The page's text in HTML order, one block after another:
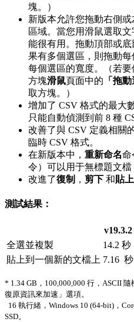
塊。）
新版本允許您拖動右側
區域。當您用滑鼠選取
能很有用。拖動頂部或
果有多個選區，則拖動
每個選區的寬度。（若
方塊滑鼠頁面中的 「拖
取方塊。）
增加了 CSV 格式的最大
只能自動偵測到前 8 種
改善了與 CSV 定義相關
臨時 CSV 格式。
在新版本中， 重新命名命
令）可以用于無標題文檔
改進了復制 ， 剪下 和貼上
測試結果：
v19.3.2
全選並複製
14.2 秒
貼上到一個新的文檔上 7.16 秒
* 1.34 GB，100,000,000 行，ASCII
復原資訊來加速」選項。
16 執行緒，Windows 10 (64-bit)，
SSD。